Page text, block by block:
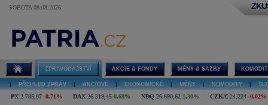
SOBOTA 08.08.2026
ZPRAVODAJSTVÍ AKCIE & FONDY MĚNY & SAZBY
PŘEHLED ZPRÁV AKCIOVÉ EKONOMICKÉ MĚNY KOMODITY
PX 2 785,07 -0,71% DAX 26 319,45 0,69% NDQ 26 690,62 1,30% CZK/€ 24,224 -0,02%